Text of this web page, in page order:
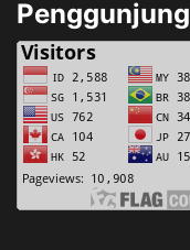
Penggunjung